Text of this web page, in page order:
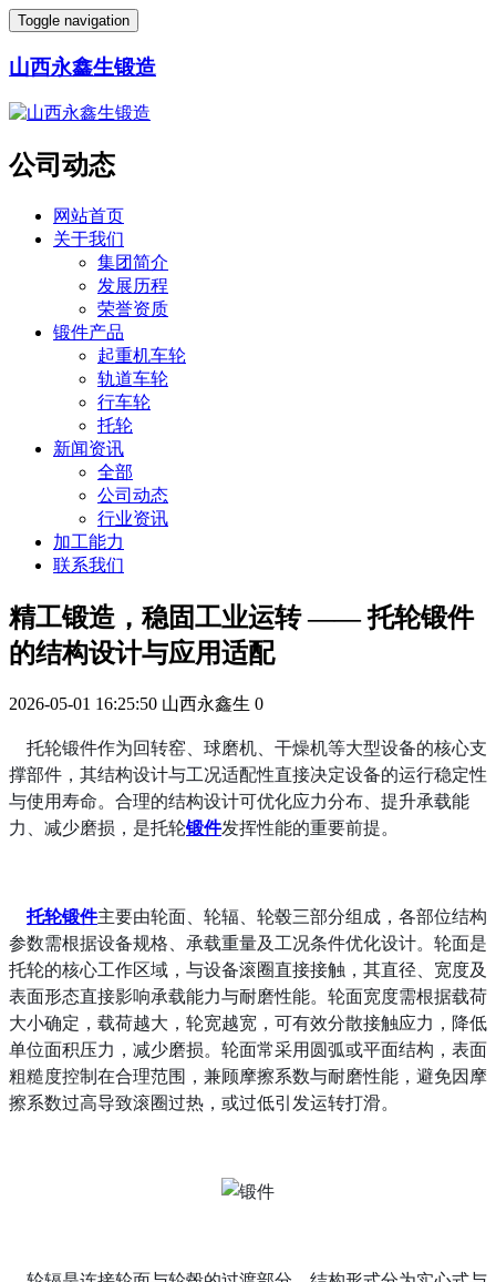
Toggle navigation
山西永鑫生锻造
公司动态
网站首页
关于我们
集团简介
发展历程
荣誉资质
锻件产品
起重机车轮
轨道车轮
行车轮
托轮
新闻资讯
全部
公司动态
行业资讯
加工能力
联系我们
精工锻造，稳固工业运转 —— 托轮锻件
的结构设计与应用适配
2026-05-01 16:25:50 山西永鑫生 0
托轮锻件作为回转窑、球磨机、干燥机等大型设备的核心支
撑部件，其结构设计与工况适配性直接决定设备的运行稳定性
与使用寿命。合理的结构设计可优化应力分布、提升承载能
力、减少磨损，是托轮锻件发挥性能的重要前提。
托轮锻件主要由轮面、轮辐、轮毂三部分组成，各部位结构
参数需根据设备规格、承载重量及工况条件优化设计。轮面是
托轮的核心工作区域，与设备滚圈直接接触，其直径、宽度及
表面形态直接影响承载能力与耐磨性能。轮面宽度需根据载荷
大小确定，载荷越大，轮宽越宽，可有效分散接触应力，降低
单位面积压力，减少磨损。轮面常采用圆弧或平面结构，表面
粗糙度控制在合理范围，兼顾摩擦系数与耐磨性能，避免因摩
擦系数过高导致滚圈过热，或过低引发运转打滑。